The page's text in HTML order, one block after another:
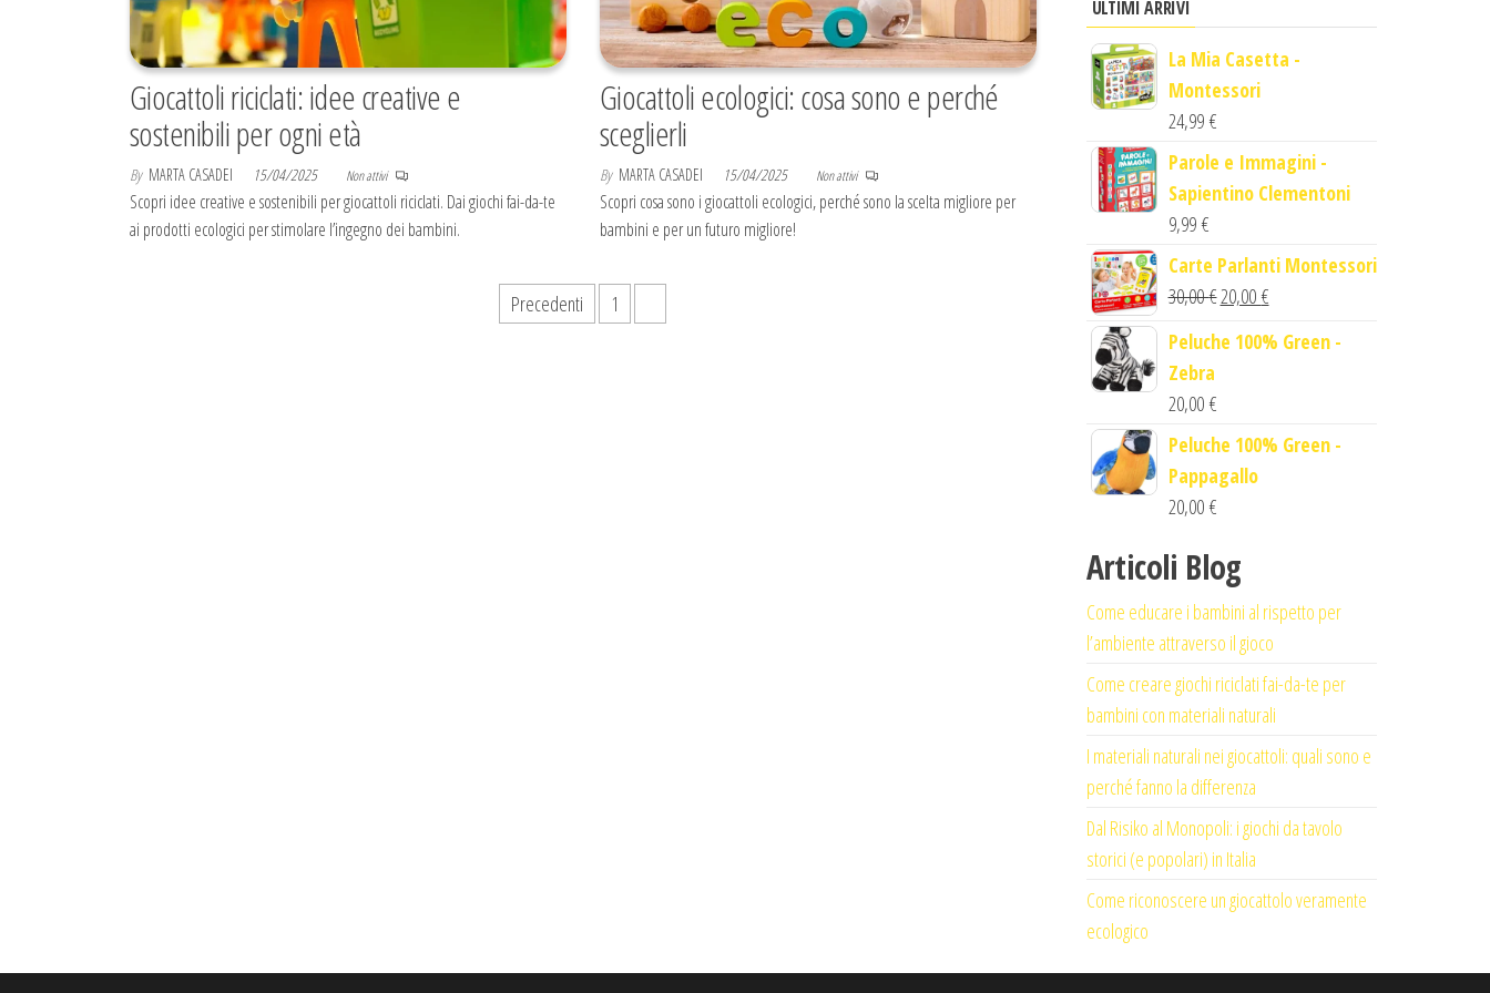
Giocattoli riciclati: idee creative e
sostenibili per ogni età
By MARTA CASADEI 15/04/2025 Non attivi
Scopri idee creative e sostenibili per giocattoli riciclati. Dai giochi fai-da-te
ai prodotti ecologici per stimolare l’ingegno dei bambini.
Giocattoli ecologici: cosa sono e perché
sceglierli
By MARTA CASADEI 15/04/2025 Non attivi
Scopri cosa sono i giocattoli ecologici, perché sono la scelta migliore per
bambini e per un futuro migliore!
Precedenti 1
ULTIMI ARRIVI
La Mia Casetta -
Montessori
24,99 €
Parole e Immagini -
Sapientino Clementoni
9,99 €
Carte Parlanti Montessori
30,00€Il
originale
20,00 €Il
attuale
Peluche 100% Green -
Zebra
20,00 €
Peluche 100% Green -
Pappagallo
20,00 €
Articoli Blog
Come educare i bambini al rispetto per
l’ambiente attraverso il gioco
Come creare giochi riciclati fai-da-te per
bambini con materiali naturali
I materiali naturali nei giocattoli: quali sono e
perché fanno la differenza
Dal Risiko al Monopoli: i giochi da tavolo
storici (e popolari) in Italia
Come riconoscere un giocattolo veramente
ecologico